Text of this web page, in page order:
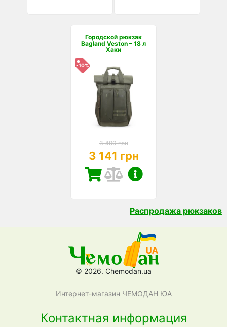
Городской рюкзак
Bagland Veston – 18 л
Хаки
-10%
3 490 грн
3 141 грн
Распродажа рюкзаков
© 2026. Chemodan.ua
Интернет-магазин ЧЕМОДАН ЮА
Контактная информация